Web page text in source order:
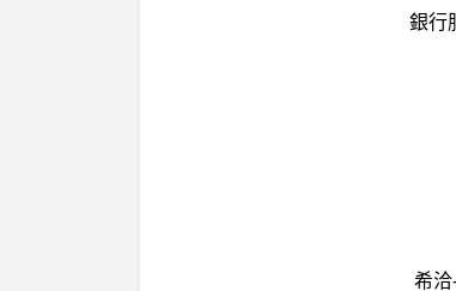
銀行
希